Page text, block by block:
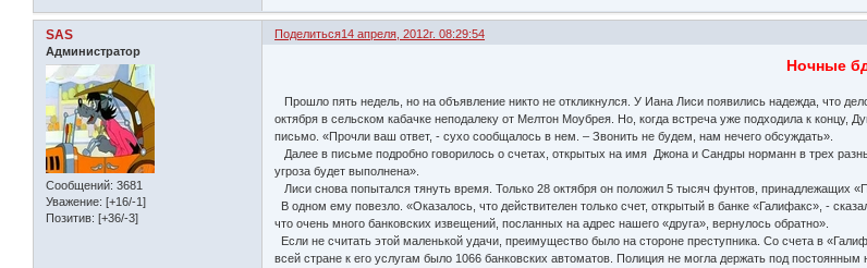
Поделиться14 апреля, 2012г. 08:29:54
SAS
Администратор
Сообщений: 3681
Уважение: [+16/-1]
Позитив: [+36/-3]
Ночные
Прошло пять недель, но на объявление никто не откликнулся. У Иана Лиси появились надежда, что
октября в сельском кабачке неподалеку от Мелтон Моубрея. Но, когда встреча уже подходила к
письмо. «Прочли ваш ответ, - сухо сообщалось в нем. – Звонить не будем, нам нечего обсуждать».
Далее в письме подробно говорилось о счетах, открытых на имя Джона и Сандры норманн в трех
угроза будет выполнена».
Лиси снова попытался тянуть время. Только 28 октября он положил 5 тысяч фунтов, принадлежащих
В одном ему повезло. «Оказалось, что действителен только счет, открытый в банке «Галифакс», -
что очень много банковских извещений, посланных на адрес нашего «друга», вернулось обратно».
Если не считать этой маленькой удачи, преимущество было на стороне преступника. Со счета в
всей стране к его услугам было 1066 банковских автоматов. Полиция не могла держать под постоянным